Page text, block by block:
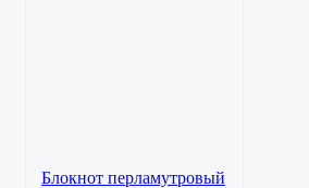
Блокнот перламутровый